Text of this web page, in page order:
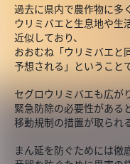
過去に県内で農作物に多
ウリミバエと生息地や生
近似しており、
おおむね「ウリミバエと
予想される」ということで
セグロウリミバエも広が
緊急防除の必要性がある
移動規制の措置が取られ
まん延を防ぐためには徹